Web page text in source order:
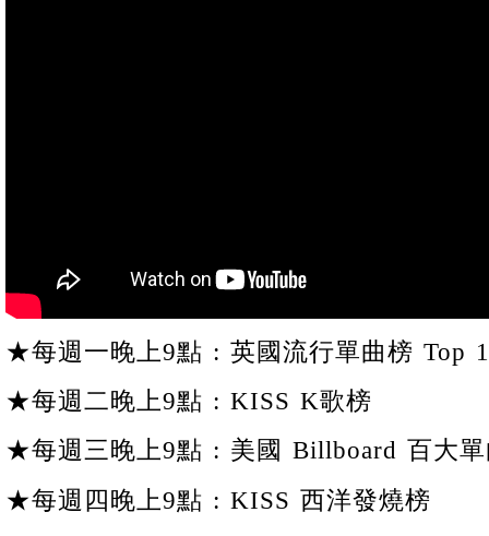
★每週一晚上9點 : 英國流行單曲榜 Top
★每週二晚上9點 : KISS K歌榜
★每週三晚上9點 : 美國 Billboard 百大
★每週四晚上9點 : KISS 西洋發燒榜